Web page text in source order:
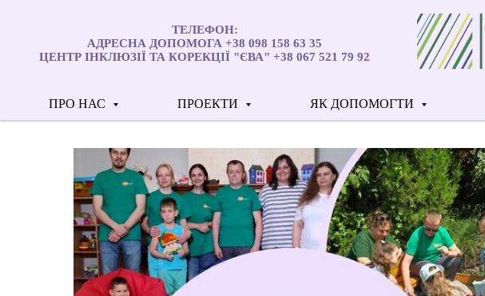
ТЕЛЕФОН:
АДРЕСНА ДОПОМОГА +38 098 158 63 35
ЦЕНТР ІНКЛЮЗІЇ ТА КОРЕКЦІЇ "ЄВА" +38 067 521 79 92
ПРО НАС ПРОЕКТИ ЯК ДОПОМОГТИ